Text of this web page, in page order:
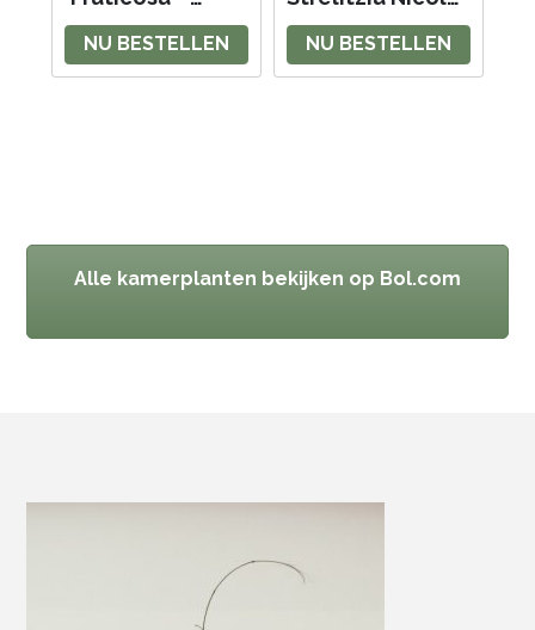
Aralia -
Kamerplant -
NU BESTELLEN
-
Paradijsvogelblo
90-110cm
NU BESTELLEN
Alle kamerplanten bekijken op Bol.com